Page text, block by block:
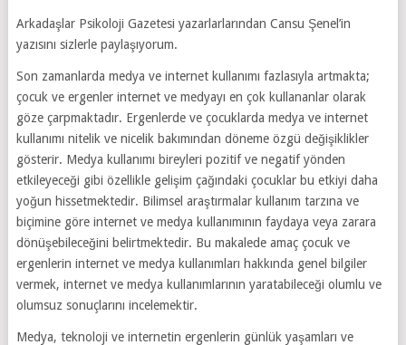
Arkadaşlar Psikoloji Gazetesi yazarlarlarından Cansu Şenel’in
yazısını sizlerle paylaşıyorum.
Son zamanlarda medya ve internet kullanımı fazlasıyla artmakta;
çocuk ve ergenler internet ve medyayı en çok kullananlar olarak
göze çarpmaktadır. Ergenlerde ve çocuklarda medya ve internet
kullanımı nitelik ve nicelik bakımından döneme özgü değişiklikler
gösterir. Medya kullanımı bireyleri pozitif ve negatif yönden
etkileyeceği gibi özellikle gelişim çağındaki çocuklar bu etkiyi daha
yoğun hissetmektedir. Bilimsel araştırmalar kullanım tarzına ve
biçimine göre internet ve medya kullanımının faydaya veya zarara
dönüşebileceğini belirtmektedir. Bu makalede amaç çocuk ve
ergenlerin internet ve medya kullanımları hakkında genel bilgiler
vermek, internet ve medya kullanımlarının yaratabileceği olumlu ve
olumsuz sonuçlarını incelemektir.
Medya, teknoloji ve internetin ergenlerin günlük yaşamları ve